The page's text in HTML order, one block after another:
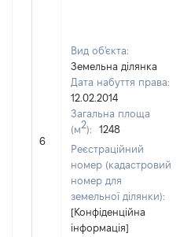
6
Вид об'єкта:
Земельна ділянка
Дата набуття права:
12.02.2014
Загальна площа
(м2):
1248
Реєстраційний
номер (кадастровий
номер для
земельної ділянки):
[Конфіденційна
інформація]